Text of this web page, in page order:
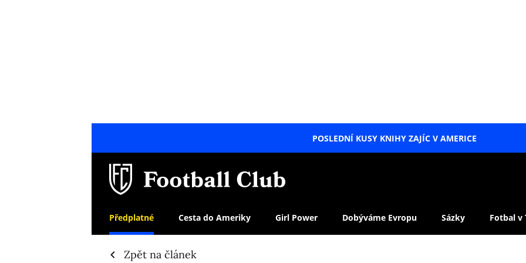
POSLEDNÍ KUSY KNIHY ZAJÍC V AMERICE
Předplatné Cesta do Ameriky Girl Power Dobýváme Evropu Sázky Fotbal v
Zpět na článek